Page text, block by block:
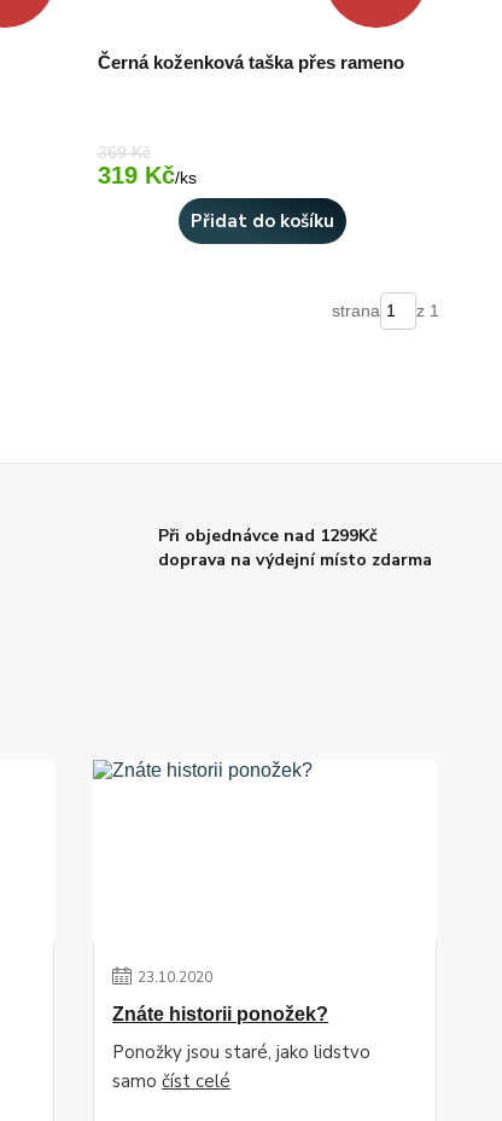
Černá koženková taška přes rameno
369 Kč
319 Kč/ks
Přidat do košíku
strana z 1
Při objednávce nad 1299Kč
doprava na výdejní místo zdarma
23.10.2020
Znáte historii ponožek?
Ponožky jsou staré, jako lidstvo
samočíst celé